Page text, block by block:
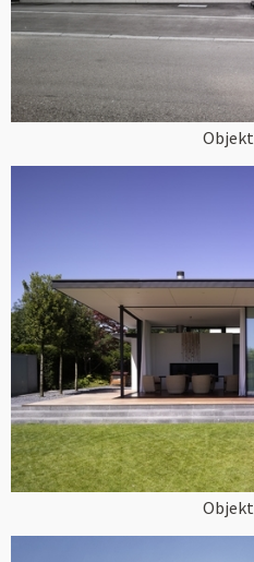
Objekt
Objekt